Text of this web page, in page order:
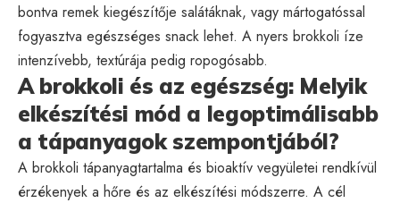
bontva remek kiegészítője salátáknak, vagy mártogatóssal
fogyasztva egészséges snack lehet. A nyers brokkoli íze
intenzívebb, textúrája pedig ropogósabb.
A brokkoli és az egészség: Melyik
elkészítési mód a legoptimálisabb
a tápanyagok szempontjából?
A brokkoli tápanyagtartalma és bioaktív vegyületei rendkívül
érzékenyek a hőre és az elkészítési módszerre. A cél